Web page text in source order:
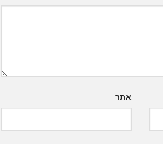
אתר